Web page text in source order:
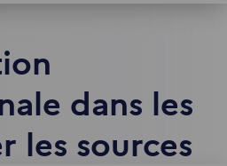
dans les
les sources